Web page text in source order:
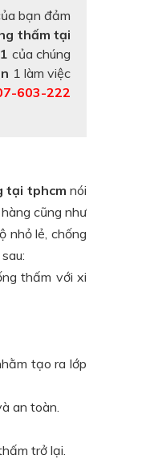
bạn đảm
thấm tại
của chúng
1 làm việc
603-222
tại tphcmnói
cũng như
nhỏ lẻ, chống
thấm với xi
tạo ra lớp
an toàn.
trở lại.